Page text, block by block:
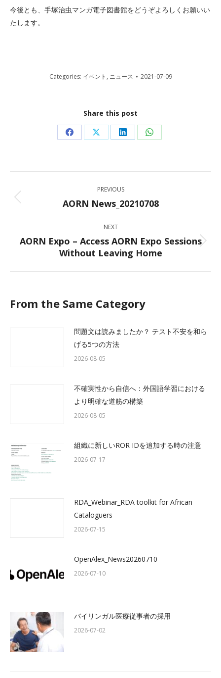
今後とも、手塚治虫マンガ電子図書館をどうぞよろしくお願いい
たします。
Categories: イベント , ニュース 2021-07-09
Share this post
Share
Facebook
Share
X
Share
LinkedIn
Share
WhatsApp
navigation
PREVIOUS
Previous
AORN News_20210708
NEXT
Next
post:
AORN Expo – Access AORN Expo Sessions
Without Leaving Home
From the Same Category
問題文は読みましたか？ テスト不安を和ら
げる5つの方法
2026-08-05
不確実性から自信へ：外国語学習における
より明確な道筋の構築
2026-08-05
組織に新しいROR IDを追加する時の注意
2026-07-17
RDA_Webinar_RDA toolkit for African
Cataloguers
2026-07-15
OpenAlex_News20260710
2026-07-10
バイリンガル医療従事者の採用
2026-07-02